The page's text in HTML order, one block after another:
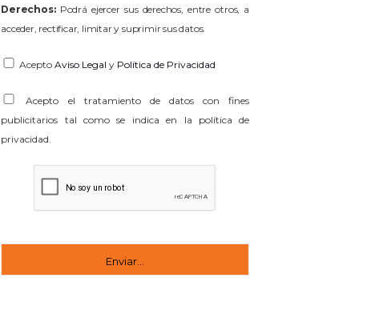
Derechos:Podrá ejercer sus derechos, entre otros, a
acceder, rectificar, limitar y suprimir sus datos.
AceptoAviso Legal y Política de Privacidad
Acepto el tratamiento de datos con fines
publicitarios tal como se indica en la política de
privacidad.